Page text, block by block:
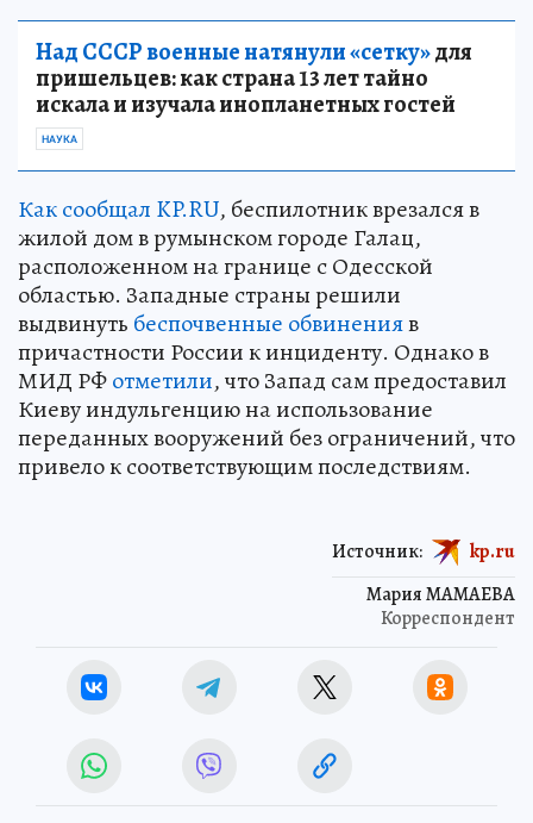
Над СССР военные натянули «сетку»для
пришельцев: как страна 13 лет тайно
искала и изучала инопланетных гостей
НАУКА
Как сообщал KP.RU, беспилотник врезался в
жилой дом в румынском городе Галац,
расположенном на границе с Одесской
областью. Западные страны решили
выдвинуть беспочвенные обвиненияв
причастности России к инциденту. Однако в
МИД РФотметили, что Запад сам предоставил
Киеву индульгенцию на использование
переданных вооружений без ограничений, что
привело к соответствующим последствиям.
Мария МАМАЕВА
Корреспондент
Источник: kp.ru